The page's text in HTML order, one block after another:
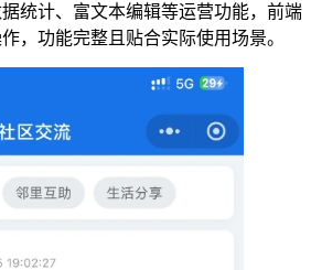
统计、富文本编辑等运营功能，前端
，功能完整且贴合实际使用场景。